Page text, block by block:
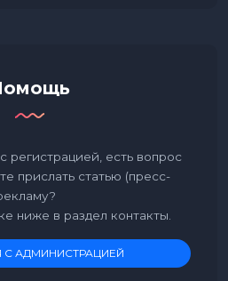
регистрацией, есть вопрос
прислать статью (пресс-
ниже в раздел контакты.
С АДМИНИСТРАЦИЕЙ